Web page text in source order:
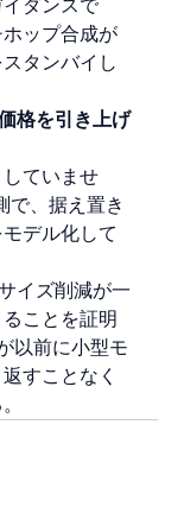
ップ合成が
タンバイし
格を引き上げ
ていませ
で、据え置き
デル化して
イズ削減が一
ことを証明
以前に小型モ
すことなく